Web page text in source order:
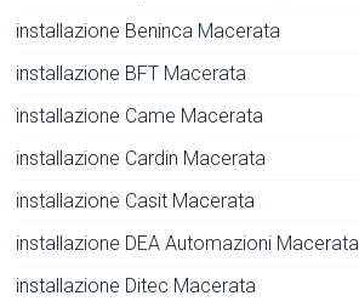
installazione Beninca Macerata
installazione BFT Macerata
installazione Came Macerata
installazione Cardin Macerata
installazione Casit Macerata
installazione DEA Automazioni Macerata
installazione Ditec Macerata